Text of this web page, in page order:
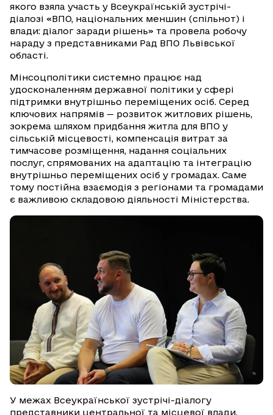
якого взяла участь у Всеукраїнській зустрічі-
діалозі «ВПО, національних меншин (спільнот) і
влади: діалог заради рішень» та провела робочу
нараду з представниками Рад ВПО Львівської
області.
Мінсоцполітики системно працює над
удосконаленням державної політики у сфері
підтримки внутрішньо переміщених осіб. Серед
ключових напрямів — розвиток житлових рішень,
зокрема шляхом придбання житла для ВПО у
сільській місцевості, компенсація витрат за
тимчасове розміщення, надання соціальних
послуг, спрямованих на адаптацію та інтеграцію
внутрішньо переміщених осіб у громадах. Саме
тому постійна взаємодія з регіонами та громадами
є важливою складовою діяльності Міністерства.
У межах Всеукраїнської зустрічі-діалогу
представники центральної та місцевої влади,